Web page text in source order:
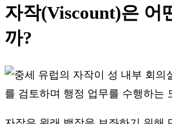
자작(Viscount)은 어
까?